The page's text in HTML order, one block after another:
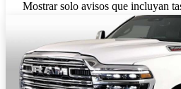
Mostrar solo avisos que incluyan